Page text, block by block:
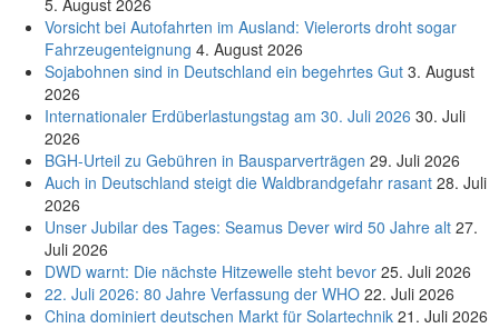
Vorsicht bei Autofahrten im Ausland: Vielerorts droht sogar
Fahrzeugenteignung 4. August 2026
Sojabohnen sind in Deutschland ein begehrtes Gut 3. August
2026
Internationaler Erdüberlastungstag am 30. Juli 2026 30. Juli
2026
BGH-Urteil zu Gebühren in Bausparverträgen 29. Juli 2026
Auch in Deutschland steigt die Waldbrandgefahr rasant 28. Juli
2026
Unser Jubilar des Tages: Seamus Dever wird 50 Jahre alt 27.
Juli 2026
DWD warnt: Die nächste Hitzewelle steht bevor 25. Juli 2026
22. Juli 2026: 80 Jahre Verfassung der WHO 22. Juli 2026
China dominiert deutschen Markt für Solartechnik 21. Juli 2026